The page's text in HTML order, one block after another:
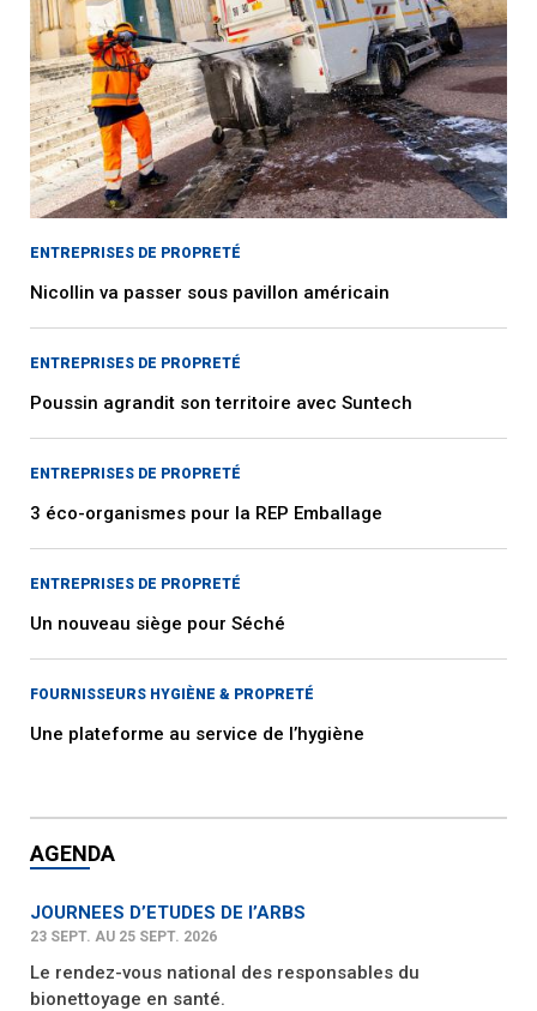
ENTREPRISES DE PROPRETÉ
Nicollin va passer sous pavillon américain
ENTREPRISES DE PROPRETÉ
Poussin agrandit son territoire avec Suntech
ENTREPRISES DE PROPRETÉ
3 éco-organismes pour la REP Emballage
ENTREPRISES DE PROPRETÉ
Un nouveau siège pour Séché
FOURNISSEURS HYGIÈNE & PROPRETÉ
Une plateforme au service de l’hygiène
AGENDA
JOURNEES D’ETUDES DE l’ARBS
23 SEPT. AU 25 SEPT. 2026
Le rendez-vous national des responsables du
bionettoyage en santé.